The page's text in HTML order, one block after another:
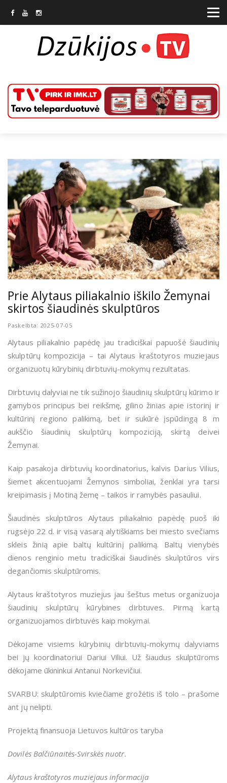
Prie Alytaus piliakalnio iškilo Žemynai
skirtos šiaudinės skulptūros
Paskelbta: 2025-07-05
Alytaus piliakalnio papėdę jau tradiciškai papuošė šiaudinių
skulptūrų kompozicija – tai Alytaus kraštotyros muziejaus
organizuotų kūrybinių dirbtuvių-mokymų rezultatas.
Dirbtuvių dalyviai ne tik sužinojo šiaudinių skulptūrų kūrimo ir
gamybos principus bei reikšmę, gilino žinias apie istorinį ir
kultūrinį regiono palikimą, bet ir sukūrė įspūdingą 8 m
aukščio šiaudinių skulptūrų kompoziciją, skirtą deivei
Žemynai.
Kaip pasakoja dirbtuvių koordinatorius, kalvis Darius Vilius,
šiemet akcentuojami Žemynos simboliai, ženklai yra tarsi
kreipimasis į Motiną žemę – taikos ir ramybės pasauliui.
Šiaudinės skulptūros Alytaus piliakalnio papėdę puoš iki
rugsėjo 22 d. ir visą vasarą alytiškiams bei miesto svečiams
skleis žinią apie baltų kultūrinį palikimą. Baltų vienybės
dienos renginio metu tradiciškai šiaudinės skulptūros virs
degančiomis skulptūromis.
Alytaus kraštotyros muziejus jau šeštus metus organizuoja
šiaudinių skulptūrų kūrybines dirbtuves. Pirmą kartą
organizuojamos dirbtuvės kaip mokymai.
Dėkojame visiems kūrybinių dirbtuvių-mokymų dalyviams
bei jų koordinatoriui Dariui Viliui. Už šiaudus skulptūroms
dėkojame ūkininkui Antanui Norkevičiui.
SVARBU: skulptūromis kviečiame grožėtis iš tolo – prašome
ant jų nelipti.
Projektą finansuoja Lietuvos kultūros taryba
Dovilės Balčiūnaitės-Svirskės nuotr.
Alytaus kraštotyros muziejaus informacija